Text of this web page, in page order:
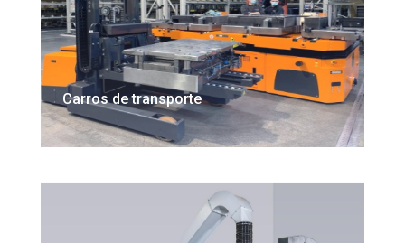
Carros de transporte